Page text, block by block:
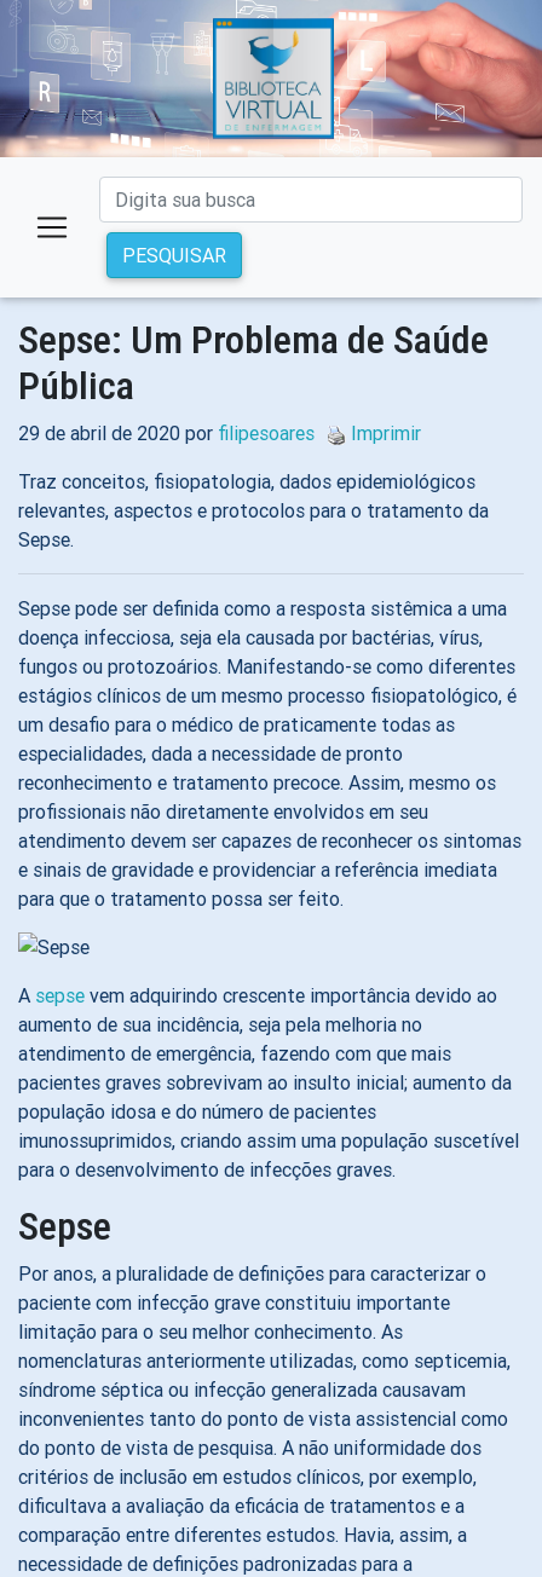
PESQUISAR
Sepse: Um Problema de Saúde
Pública
29 de abril de 2020 por filipesoares
Imprimir
Traz conceitos, fisiopatologia, dados epidemiológicos
relevantes, aspectos e protocolos para o tratamento da
Sepse.
Sepse pode ser definida como a resposta sistêmica a uma
doença infecciosa, seja ela causada por bactérias, vírus,
fungos ou protozoários. Manifestando-se como diferentes
estágios clínicos de um mesmo processo fisiopatológico, é
um desafio para o médico de praticamente todas as
especialidades, dada a necessidade de pronto
reconhecimento e tratamento precoce. Assim, mesmo os
profissionais não diretamente envolvidos em seu
atendimento devem ser capazes de reconhecer os sintomas
e sinais de gravidade e providenciar a referência imediata
para que o tratamento possa ser feito.
A sepse vem adquirindo crescente importância devido ao
aumento de sua incidência, seja pela melhoria no
atendimento de emergência, fazendo com que mais
pacientes graves sobrevivam ao insulto inicial; aumento da
população idosa e do número de pacientes
imunossuprimidos, criando assim uma população suscetível
para o desenvolvimento de infecções graves.
Sepse
Por anos, a pluralidade de definições para caracterizar o
paciente com infecção grave constituiu importante
limitação para o seu melhor conhecimento. As
nomenclaturas anteriormente utilizadas, como septicemia,
síndrome séptica ou infecção generalizada causavam
inconvenientes tanto do ponto de vista assistencial como
do ponto de vista de pesquisa. A não uniformidade dos
critérios de inclusão em estudos clínicos, por exemplo,
dificultava a avaliação da eficácia de tratamentos e a
comparação entre diferentes estudos. Havia, assim, a
necessidade de definições padronizadas para a